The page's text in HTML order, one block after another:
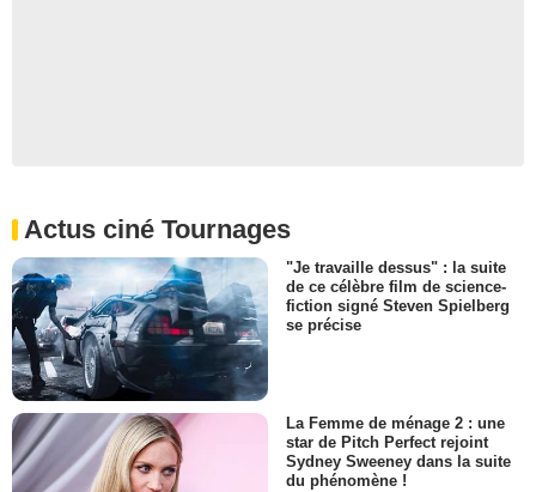
Actus ciné Tournages
"Je travaille dessus" : la suite
de ce célèbre film de science-
fiction signé Steven Spielberg
se précise
La Femme de ménage 2 : une
star de Pitch Perfect rejoint
Sydney Sweeney dans la suite
du phénomène !